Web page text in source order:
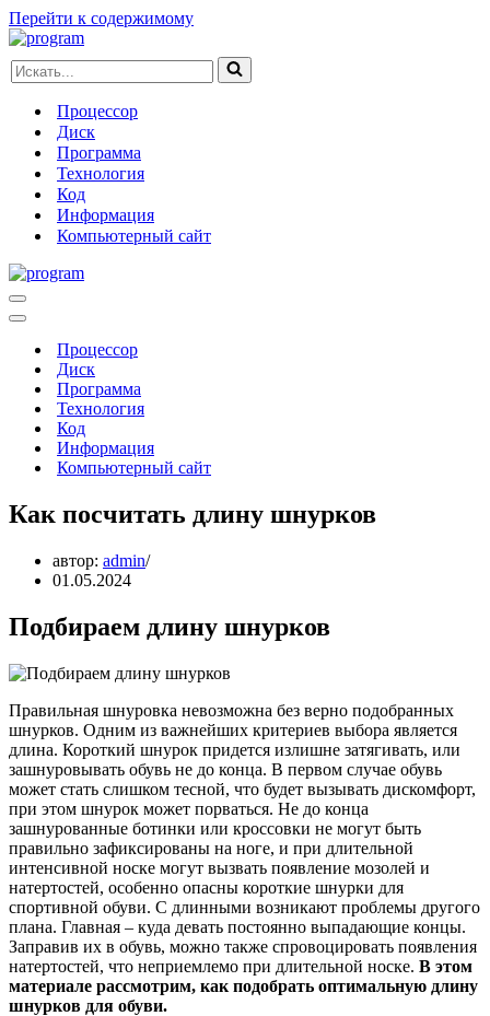
Перейти к содержимому
Искать...
Процессор
Диск
Программа
Технология
Код
Информация
Компьютерный сайт
Меню
навигации
Меню
навигацииПроцессор
Диск
Программа
Технология
Код
Информация
Компьютерный сайт
Как посчитать длину шнурков
автор: admin
01.05.2024
Подбираем длину шнурков
Правильная шнуровка невозможна без верно подобранных
шнурков. Одним из важнейших критериев выбора является
длина. Короткий шнурок придется излишне затягивать, или
зашнуровывать обувь не до конца. В первом случае обувь
может стать слишком тесной, что будет вызывать дискомфорт,
при этом шнурок может порваться. Не до конца
зашнурованные ботинки или кроссовки не могут быть
правильно зафиксированы на ноге, и при длительной
интенсивной носке могут вызвать появление мозолей и
натертостей, особенно опасны короткие шнурки для
спортивной обуви. С длинными возникают проблемы другого
плана. Главная – куда девать постоянно выпадающие концы.
Заправив их в обувь, можно также спровоцировать появления
натертостей, что неприемлемо при длительной носке. В этом
материале рассмотрим, как подобрать оптимальную длину
шнурков для обуви.